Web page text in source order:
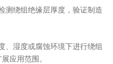
测绕组绝缘层厚度，验证制造
、湿度或腐蚀环境下进行绕组
应用范围。